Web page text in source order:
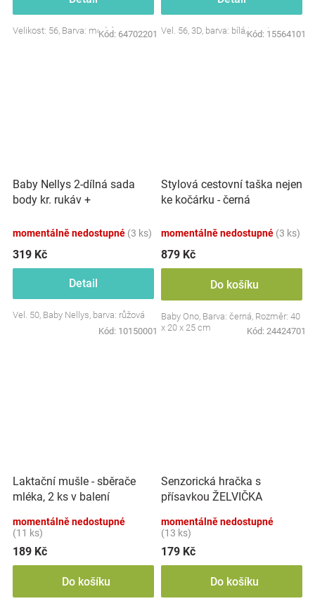
Velikost: 56, Barva: modrá
Kód: 64702201 Vel. 56, 3D, barva: bílá/smetana
Kód: 15564101
Baby Nellys 2-dílná sada
body kr. rukáv +
Little Star
momentálně nedostupné (3 ks)
319 Kč
Detail
Vel. 50, Baby Nellys, barva: růžová
Kód: 10150001
Stylová cestovní taška nejen
ke kočárku - černá
momentálně nedostupné (3 ks)
879 Kč
Do košíku
Baby Ono, Barva: černá, Rozměr: 40
x 20 x 25 cm
Kód: 24424701
Laktační mušle - sběrače
mléka, 2 ks v balení
momentálně nedostupné
(11 ks)
189 Kč
Do košíku
Senzorická hračka s
přísavkou ŽELVIČKA
momentálně nedostupné
(13 ks)
179 Kč
Do košíku